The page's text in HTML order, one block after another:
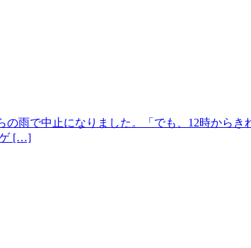
雨で中止になりました。「でも、12時から
ゲ […]